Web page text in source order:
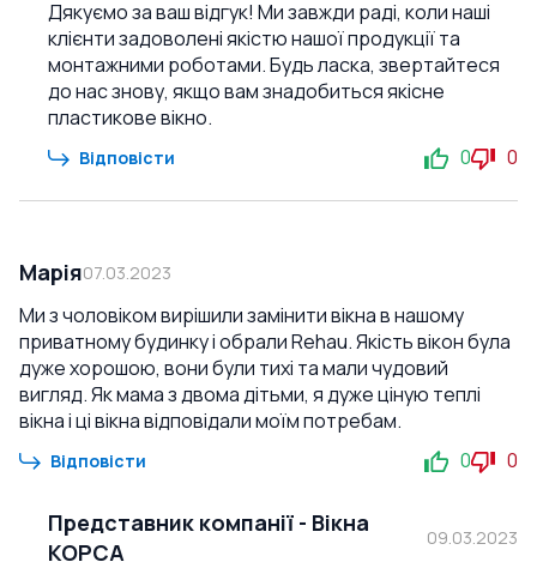
Дякуємо за ваш відгук! Ми завжди раді, коли наші
клієнти задоволені якістю нашої продукції та
монтажними роботами. Будь ласка, звертайтеся
до нас знову, якщо вам знадобиться якісне
пластикове вікно.
Відповісти 0 0
Марія07.03.2023
Ми з чоловіком вирішили замінити вікна в нашому
приватному будинку і обрали Rehau. Якість вікон була
дуже хорошою, вони були тихі та мали чудовий
вигляд. Як мама з двома дітьми, я дуже ціную теплі
вікна і ці вікна відповідали моїм потребам.
Відповісти 0 0
Представник компанії - Вікна
КОРСА
09.03.2023